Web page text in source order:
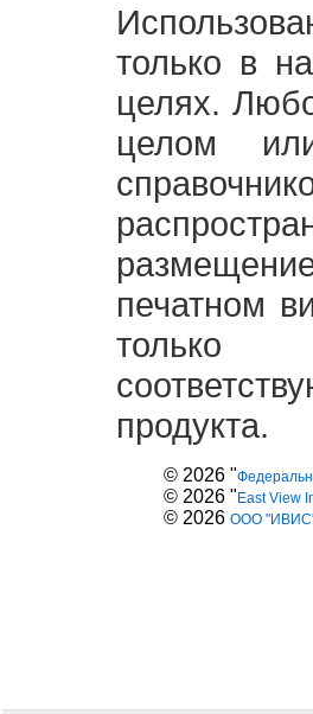
только в
целях.
целом
печатном
только
продукта.
© 2026 "
© 2026 " East View
© 2026 ООО